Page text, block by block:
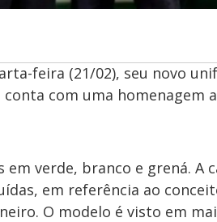
feira (21/02), seu novo
conta com uma homenagem
verde, branco e grená. A
em referência ao
O modelo é visto em